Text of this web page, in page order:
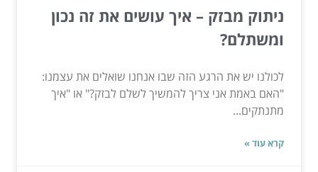
ניתוק מבזק – איך עושים את זה נכון
ומשתלם?
לכולנו יש את הרגע הזה שבו אנחנו שואלים את עצמנו:
"האם באמת אני צריך להמשיך לשלם לבזק?" או "איך
מתנתקים...
קרא עוד »